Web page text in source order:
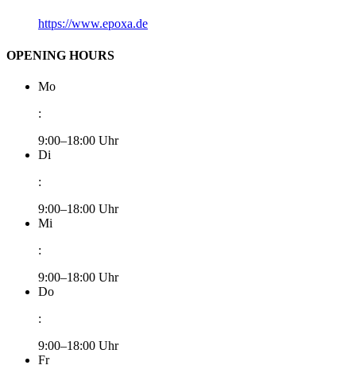
https://www.epoxa.de
OPENING HOURS
Mo
:
9:00–18:00 Uhr
Di
:
9:00–18:00 Uhr
Mi
:
9:00–18:00 Uhr
Do
:
9:00–18:00 Uhr
Fr